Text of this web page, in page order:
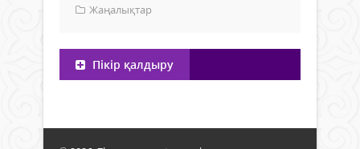
Жаңалықтар
Пікір қалдыру